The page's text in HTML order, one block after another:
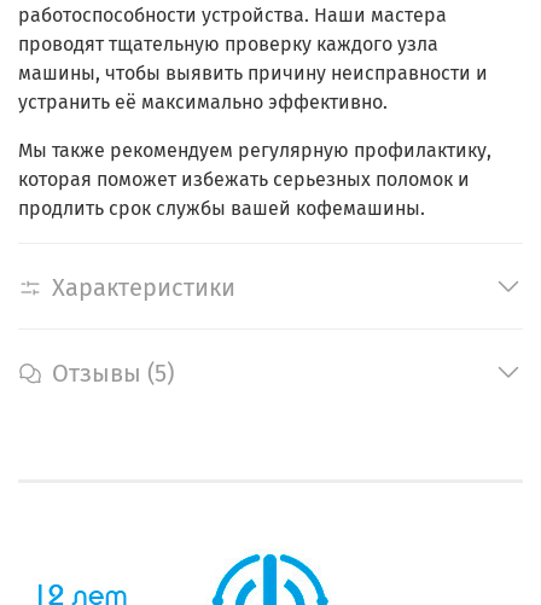
работоспособности устройства. Наши мастера
проводят тщательную проверку каждого узла
машины, чтобы выявить причину неисправности и
устранить её максимально эффективно.
Мы также рекомендуем регулярную профилактику,
которая поможет избежать серьезных поломок и
продлить срок службы вашей кофемашины.
Характеристики
Отзывы (5)